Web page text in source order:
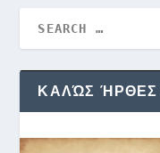
ΚΑΛΏΣ ΉΡΘΕΣ